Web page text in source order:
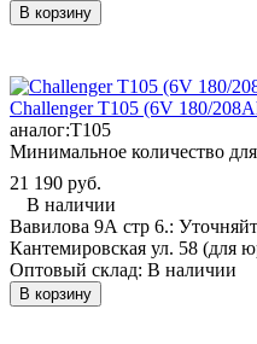
В корзину
Challenger T105 (6V 180/
аналог:T105
Минимальное количество
21 190 руб.
В наличии
Вавилова 9А стр 6.:
Кантемировская ул. 58 (для
Оптовый склад: В наличии
В корзину